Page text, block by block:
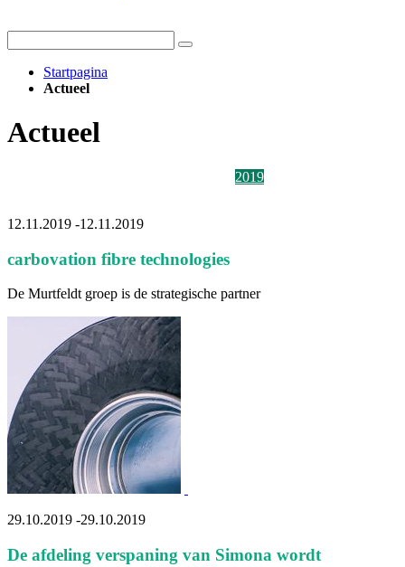
Startpagina
Actueel
Actueel
2019
12.11.2019 -12.11.2019
carbovation fibre technologies
De Murtfeldt groep is de strategische partner
29.10.2019 -29.10.2019
De afdeling verspaning van Simona wordt